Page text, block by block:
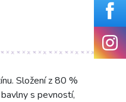
Složení z 80 %
s pevností,